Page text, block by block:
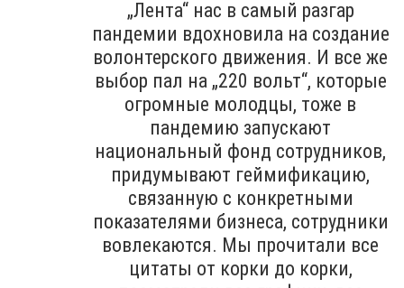
„Лента“ нас в самый разгар
пандемии вдохновила на создание
волонтерского движения. И все же
выбор пал на „220 вольт“, которые
огромные молодцы, тоже в
пандемию запускают
национальный фонд сотрудников,
придумывают геймификацию,
связанную с конкретными
показателями бизнеса, сотрудники
вовлекаются. Мы прочитали все
цитаты от корки до корки,